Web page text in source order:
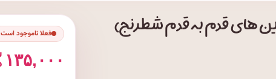
فعلا ناموجود است
۱۳۵,۰۰۰